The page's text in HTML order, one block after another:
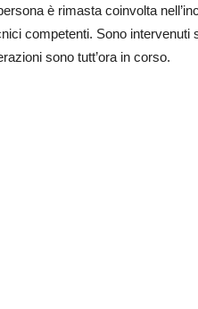
è rimasta coinvolta
competenti. Sono
sono tutt’ora in corso.